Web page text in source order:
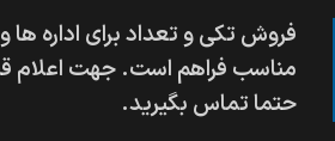
فروش تکی و تعداد برای اداره
مناسب فراهم است. جهت اعلام
حتما تماس بگیرید.